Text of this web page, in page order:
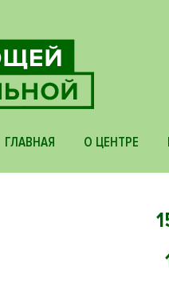
ГЛАВНАЯ О ЦЕНТРЕ